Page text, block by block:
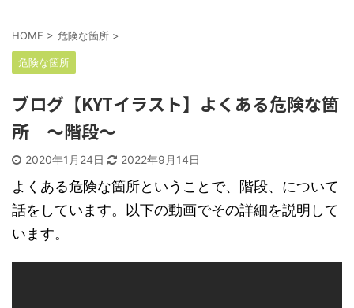
HOME > 危険な箇所 >
危険な箇所
ブログ【KYTイラスト】よくある危険な箇
所 ～階段～
2020年1月24日 2022年9月14日
よくある危険な箇所ということで、階段、について
話をしています。以下の動画でその詳細を説明して
います。